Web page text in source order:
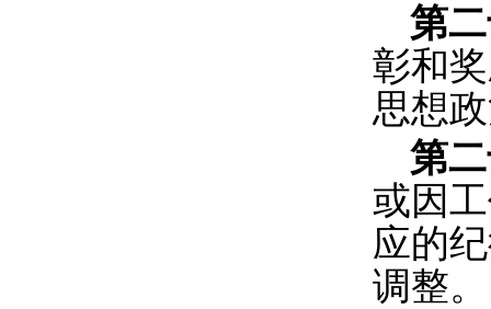
第
彰和
思想
第
或因
应的
调整。